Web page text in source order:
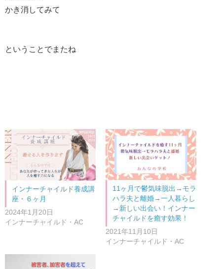
かき消してみて
ということでまたね
インナーチャイルド養成講
座・６ヶ月
2024年1月20日
インナーチャイルド・AC
11ヶ月で鬱気味脱出→モラ
ハラ夫と離婚→一人暮らし
→新しい出会い！インナー
チャイルドを癒す効果！
2021年11月10日
インナーチャイルド・AC